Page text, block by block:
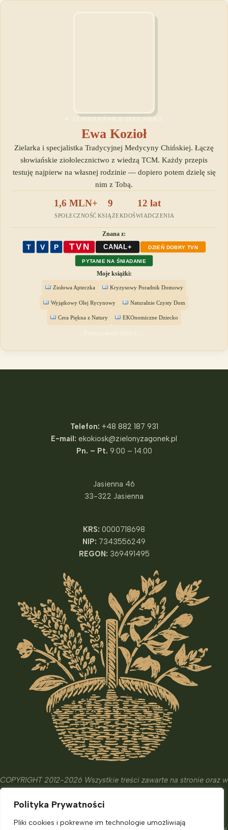
Polityka Prywatności
Pliki cookies i pokrewne im technologie umożliwiają
Ewa Kozioł
Zielarka i specjalistka Tradycyjnej Medycyny Chińskiej. Łączę
słowiańskie ziołolecznictwo z wiedzą TCM. Każdy przepis
testuję najpierw na własnej rodzinie — dopiero potem dzielę się
nim z Tobą.
1,6 MLN+
SPOŁECZNOŚĆ
9
KSIĄŻEK
12 lat
DOŚWIADCZENIA
Znana z:
T V P TVN CANAL+ DZIEŃ DOBRY TVN
PYTANIE NA ŚNIADANIE
Moje książki:
Ziołowa Apteczka Kryzysowy Poradnik Domowy
Wyjątkowy Olej Rycynowy Naturalnie Czysty Dom
Cera Piękna z Natury EKOnomiczne Dziecko
Telefon: +48 882 187 931
E-mail: ekokiosk@zielonyzagonek.pl
Pn. – Pt. 9:00 – 14:00
Jasienna 46
33-322 Jasienna
KRS: 0000718698
NIP: 7343556249
REGON: 369491495
COPYRIGHT 2012-2026 Wszystkie treści zawarte na stronie oraz w
edukacyjny, informacyjny oraz hobbistyczny.